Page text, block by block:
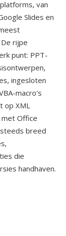
van
Slides en
rijpe
punt: PPT-
ingesloten
macro's
op XML
Office
breed
die
handhaven.